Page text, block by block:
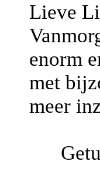
Lieve
enorm
met
meer